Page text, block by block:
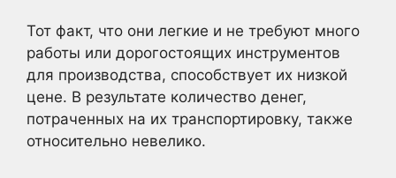
Тот факт, что они легкие и не требуют много
работы или дорогостоящих инструментов
для производства, способствует их низкой
цене. В результате количество денег,
потраченных на их транспортировку, также
относительно невелико.